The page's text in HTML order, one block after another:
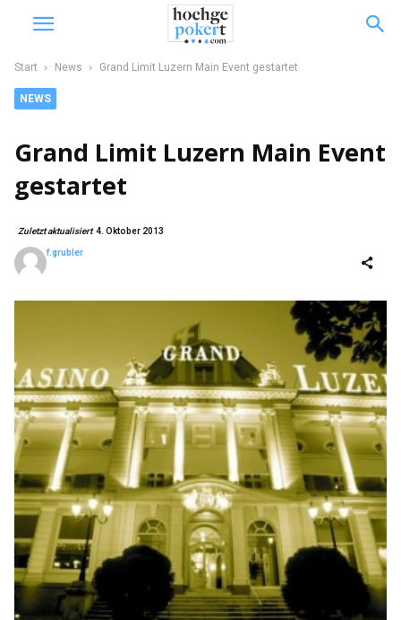
Start News Grand Limit Luzern Main Event gestartet
NEWS
Grand Limit Luzern Main Event
gestartet
Zuletzt aktualisiert4. Oktober 2013
f.grubler